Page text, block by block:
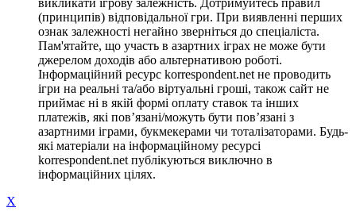
(принципів) відповідальної гри. При виявленні перших
ознак залежності негайно зверніться до спеціаліста.
Пам'ятайте, що участь в азартних іграх не може бути
джерелом доходів або альтернативою роботі.
Інформаційний ресурс korrespondent.net не проводить
ігри на реальні та/або віртуальні гроші, також сайт не
приймає ні в якій формі оплату ставок та інших
платежів, які пов’язані/можуть бути пов’язані з
азартними іграми, букмекерами чи тоталізаторами. Будь-
які матеріали на інформаційному ресурсі
korrespondent.net публікуються виключно в
інформаційних цілях.
X